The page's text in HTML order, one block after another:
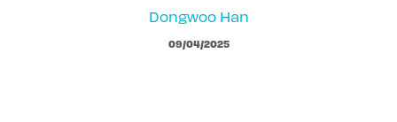
Dongwoo Han
09/04/2025